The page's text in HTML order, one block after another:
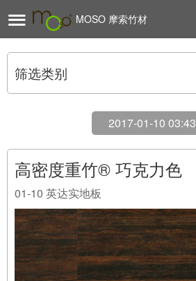
 MOSO 摩索竹材
筛选类别
2017-01-10 03:43
高密度重竹® 巧克力色
01-10 英达实地板